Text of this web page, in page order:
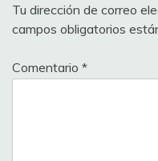
Tu dirección de correo
campos obligatorios
Comentario *